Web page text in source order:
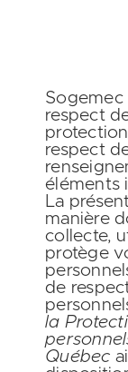
Sogemec
respect
respect
éléments
La
manière
collecte,
protège
de
la
Québec